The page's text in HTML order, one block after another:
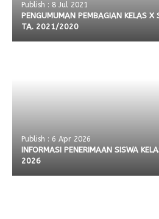
Publish : 8 Jul 2021
PENGUMUMAN PEMBAGIAN KELAS X
TA. 2021/2020
Publish : 6 Apr 2026
INFORMASI PENERIMAAN SISWA
2026